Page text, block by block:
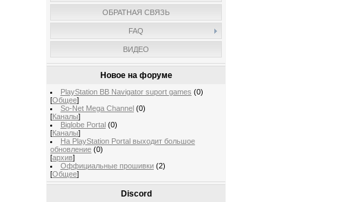
ОБРАТНАЯ СВЯЗЬ
FAQ
ВИДЕО
Новое на форуме
PlayStation BB Navigator suport games (0)
[Общее]
So-Net Mega Channel (0)
[Каналы]
Biglobe Portal (0)
[Каналы]
На PlayStation Portal выходит большое
обновление (0)
[архив]
Оффициальные прошивки (2)
[Общее]
Discord